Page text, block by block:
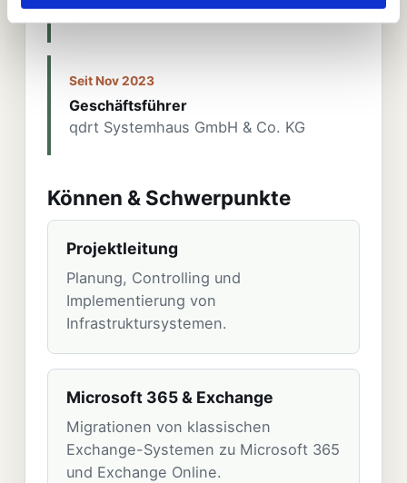
qdrt GmbH
Seit Nov 2023
Geschäftsführer
qdrt Systemhaus GmbH & Co. KG
Können & Schwerpunkte
Projektleitung
Planung, Controlling und
Implementierung von
Infrastruktursystemen.
Microsoft 365 & Exchange
Migrationen von klassischen
Exchange-Systemen zu Microsoft 365
und Exchange Online.